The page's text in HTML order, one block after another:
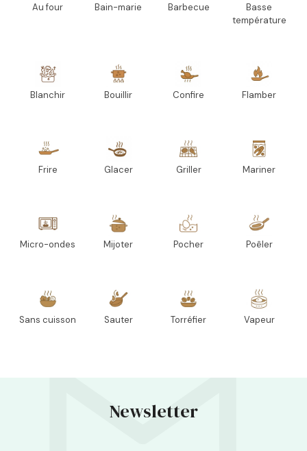
Au four Bain-marie Barbecue
Basse
température
Blanchir Bouillir Confire Flamber
Frire Glacer Griller Mariner
Micro-ondes Mijoter Pocher Poêler
Sans cuisson Sauter Torréfier Vapeur
Newsletter